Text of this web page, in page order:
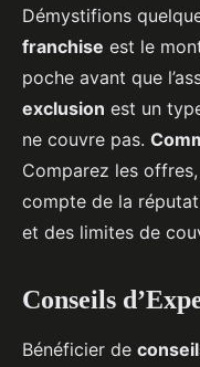
Démystifions
franchise est le
poche avant que
exclusion est un
ne couvre pas.
Comparez les
compte de la
et des limites de
Conseils
Bénéficier de